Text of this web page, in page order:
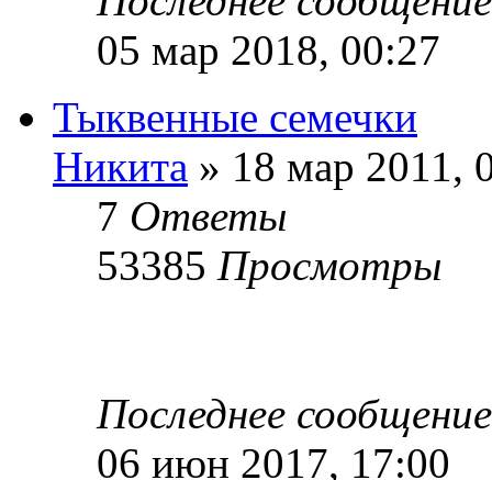
05 мар 2018, 00:27
Тыквенные семечки
Никита » 18 мар 2011,
7 Ответы
53385 Просмотры
Последнее
06 июн 2017, 17:00